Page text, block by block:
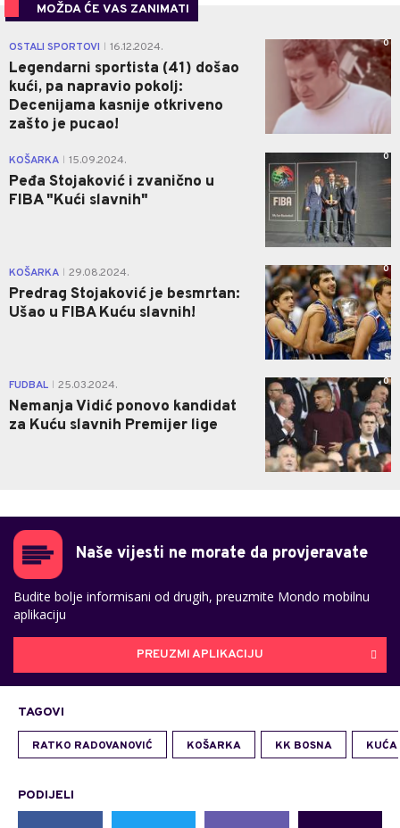
MOŽDA ĆE VAS ZANIMATI
OSTALI SPORTOVI 16.12.2024.
Legendarni sportista (41) došao
kući, pa napravio pokolj:
Decenijama kasnije otkriveno
zašto je pucao!
0
KOŠARKA 15.09.2024.
Peđa Stojaković i zvanično u
FIBA "Kući slavnih"
0
KOŠARKA 29.08.2024.
Predrag Stojaković je besmrtan:
Ušao u FIBA Kuću slavnih!
0
FUDBAL 25.03.2024.
Nemanja Vidić ponovo kandidat
za Kuću slavnih Premijer lige
0
Naše vijesti ne morate da provjeravate
Budite bolje informisani od drugih, preuzmite Mondo mobilnu
aplikaciju
PREUZMI APLIKACIJU
TAGOVI
RATKO RADOVANOVIĆ KOŠARKA KK BOSNA
PODIJELI